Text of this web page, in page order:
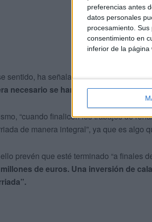
preferencias antes
datos personales
procesamiento.
consentimiento en
inferior de la página
sentido, ha señalado quela limpieza y
necesario se harían más”.
“cuando finalicen los trabajos de
de manera integral”, ya que es algo
prevén que esté terminado “a finales
de euros. Una inversión de